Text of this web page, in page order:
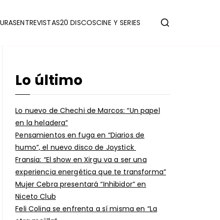
ENTREVISTAS20 DISCOSCINE Y SERIES
Lo último
Lo nuevo de Chechi de Marcos: “Un papel
en la heladera”
Pensamientos en fuga en “Diarios de
humo”, el nuevo disco de Joystick
Fransia: “El show en Xirgu va a ser una
experiencia energética que te transforma”
Mujer Cebra presentará “Inhibidor” en
Niceto Club
Feli Colina se enfrenta a sí misma en “La